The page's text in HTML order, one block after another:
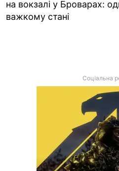
на вокзалі у Броварах:
важкому стані
Соціальна